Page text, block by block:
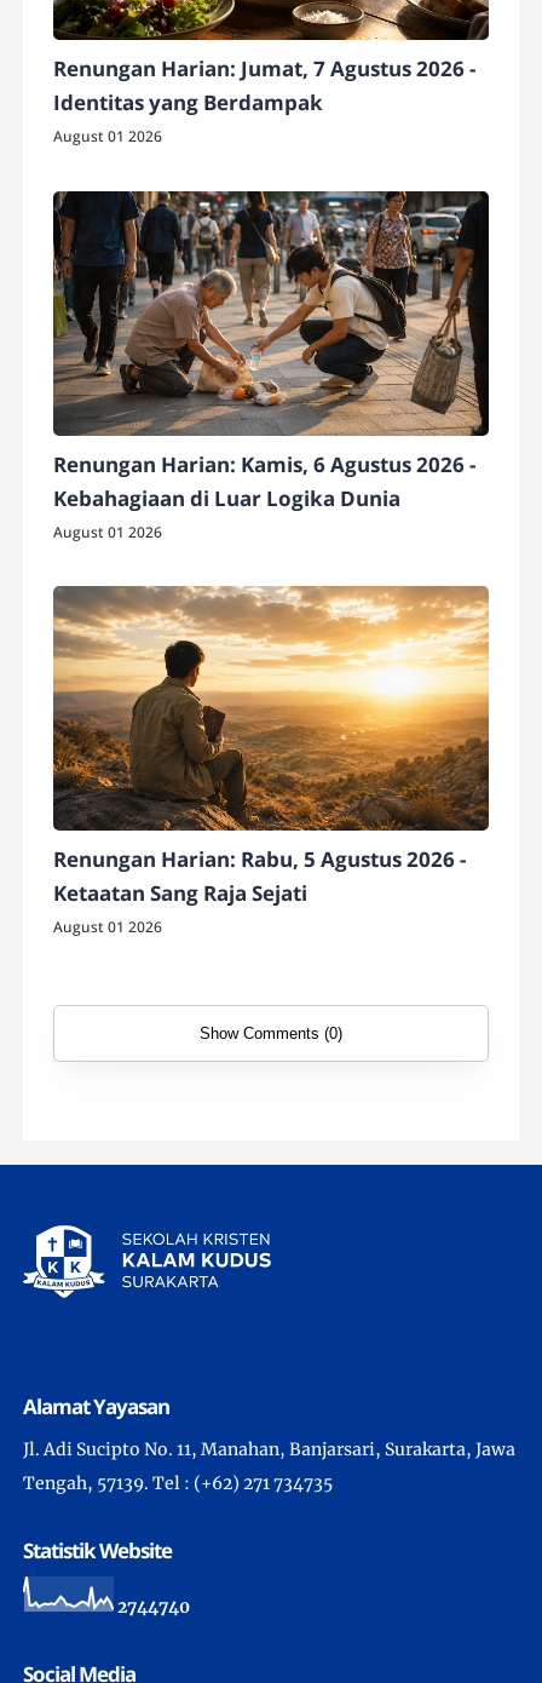
Renungan Harian: Jumat, 7 Agustus 2026 -
Identitas yang Berdampak
August 01 2026
Renungan Harian: Kamis, 6 Agustus 2026 -
Kebahagiaan di Luar Logika Dunia
August 01 2026
Renungan Harian: Rabu, 5 Agustus 2026 -
Ketaatan Sang Raja Sejati
August 01 2026
Show Comments (0)
Alamat Yayasan
Jl. Adi Sucipto No. 11, Manahan, Banjarsari, Surakarta, Jawa
Tengah, 57139. Tel : (+62) 271 734735
Statistik Website
2744740
Social Media